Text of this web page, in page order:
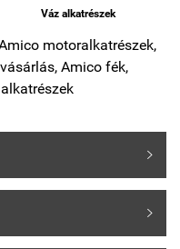
Váz alkatrészek
motoralkatrészek,
Amico fék,

